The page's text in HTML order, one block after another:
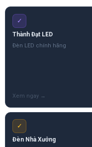
✓
Thành Đạt LED
Đèn LED chính hãng
✓
Đèn Nhà Xưởng